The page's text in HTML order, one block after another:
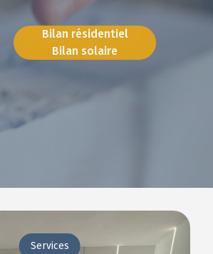
Bilan résidentiel
Bilan solaire
Services